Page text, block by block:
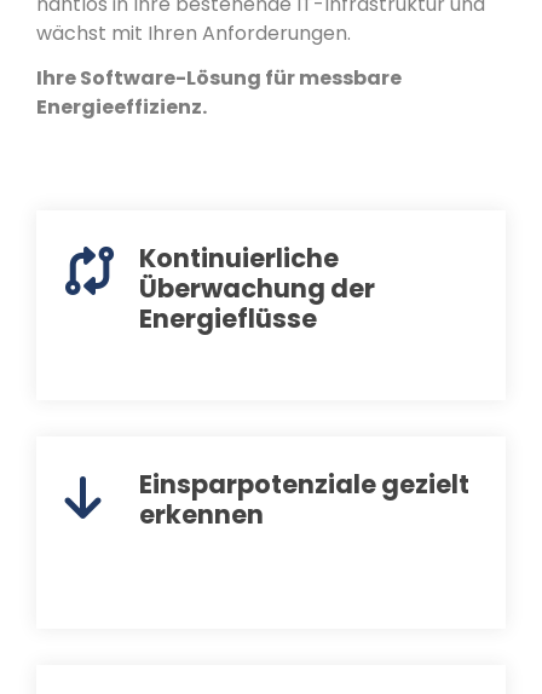
wächst mit Ihren Anforderungen.
Ihre Software-Lösung für messbare
Energieeffizienz.
Kontinuierliche
Überwachung der
Energieflüsse
Einsparpotenziale gezielt
erkennen